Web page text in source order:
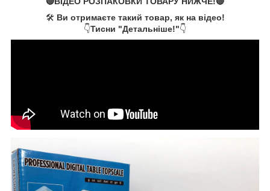
🛠️ Ви отримаєте такий товар, як на відео!
👇Тисни "Детальніше!"👇